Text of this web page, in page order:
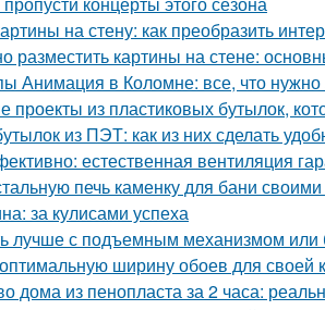
на стену: как преобразить
разместить картины на стене:
Анимация в Коломне: все, что нужно
проекты из пластиковых бутылок,
из ПЭТ: как из них сделать
естественная вентиляция
печь каменку для бани
за кулисами успеха
лучше с подъемным механизмом или
ширину обоев для своей
дома из пенопласта за 2 часа: